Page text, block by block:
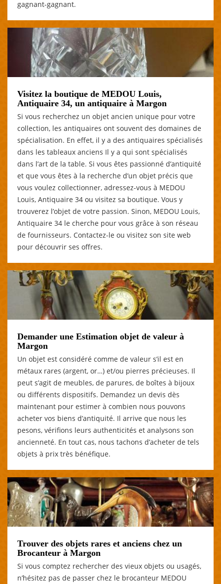
gagnant-gagnant.
Visitez la boutique de MEDOU Louis,
Antiquaire 34, un antiquaire à Margon
Si vous recherchez un objet ancien unique pour votre
collection, les antiquaires ont souvent des domaines de
spécialisation. En effet, il y a des antiquaires spécialisés
dans les tableaux anciens Il y a qui sont spécialisés
dans l’art de la table. Si vous êtes passionné d’antiquité
et que vous êtes à la recherche d’un objet précis que
vous voulez collectionner, adressez-vous à MEDOU
Louis, Antiquaire 34 ou visitez sa boutique. Vous y
trouverez l’objet de votre passion. Sinon, MEDOU Louis,
Antiquaire 34 le cherche pour vous grâce à son réseau
de fournisseurs. Contactez-le ou visitez son site web
pour découvrir ses offres.
Demander une Estimation objet de valeur à
Margon
Un objet est considéré comme de valeur s’il est en
métaux rares (argent, or…) et/ou pierres précieuses. Il
peut s’agit de meubles, de parures, de boîtes à bijoux
ou différents dispositifs. Demandez un devis dès
maintenant pour estimer à combien nous pouvons
acheter vos biens d’antiquité. Il arrive que nous les
pesons, vérifions leurs authenticités et analysons son
ancienneté. En tout cas, nous tachons d’acheter de tels
objets à prix très bénéfique.
Trouver des objets rares et anciens chez un
Brocanteur à Margon
Si vous comptez rechercher des vieux objets ou usagés,
n’hésitez pas de passer chez le brocanteur MEDOU